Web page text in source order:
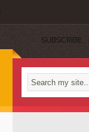
SUBSCRIBE